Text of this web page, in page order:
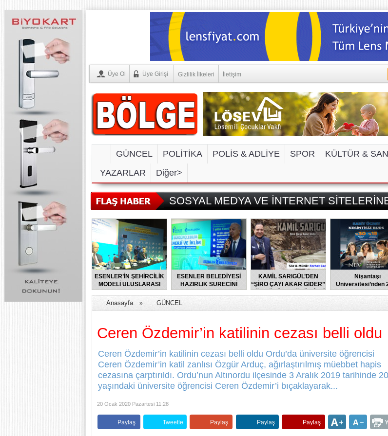
Üye Ol Üye Girişi Gizlilik İlkeleri İletişim
GÜNCEL POLİTİKA POLİS & ADLİYE SPOR KÜLTÜR &
YAZARLAR
Diğer>
SOSYAL MEDYA VE İNTERNET
ESENLER’İN ŞEHİRCİLİK
MODELİ ULUSLARASI
FORUMDA TANITILDI
ESENLER BELEDİYESİ
HAZIRLIK SÜRECİNİ
BAŞLATTI
KAMİL SARIGÜL’DEN
“ŞİRO ÇAYI AKAR GİDER”
TÜRKÜSÜNE BÜYÜK İLGİ
Nişantaşı
Üniversitesi’nden
YKS Adaylarına
Anasayfa » GÜNCEL
Ceren Özdemir’in katilinin cezası belli oldu
Ceren Özdemir’in katilinin cezası belli oldu Ordu’da üniversite öğrencisi
Ceren Özdemir’in katil zanlısı Özgür Arduç, ağırlaştırılmış müebbet hapis
cezasına çarptırıldı. Ordu’nun Altınordu ilçesinde 3 Aralık 2019 tarihinde 20
yaşındaki üniversite öğrencisi Ceren Özdemir’i bıçaklayarak...
20 Ocak 2020 Pazartesi 11:28
Paylaş Tweetle Paylaş Paylaş Paylaş